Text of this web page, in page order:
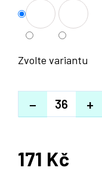
Zvolte variantu
+
−
171 Kč
Měrná